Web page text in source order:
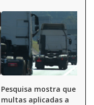
Pesquisa mostra que
multas aplicadas a